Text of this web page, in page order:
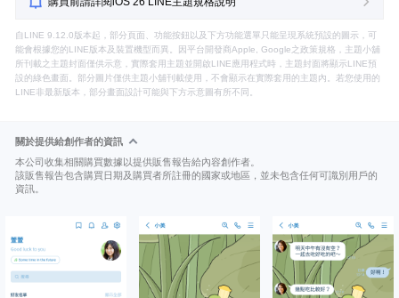
自LINE 9.12.0版本起，部分頁面、功能按鈕以及下方功能選單只能呈現系統預設的圖示，可
能會根據您的LINE版本及裝置機型而異。因平台開發商Apple, Google之政策規格，主題小舖
所刊載之主題封面僅供示意，實際套用主題並開啟LINE應用程式時，主題封面將顯示LINE預
設的綠色畫面。部分圖片僅供主題小舖刊載使用，不會顯示在實際套用的主題內。若您使用的
LINE非最新版本，部分畫面設計可能與下方示意圖有所不同。
關於提供給創作者的資訊
本公司收集相關購買數據以提供販售報告給內容創作者。
該販售報告包含購買日期及購買者所註冊的國家或地區，並未包含任何可識別用戶的
資訊。